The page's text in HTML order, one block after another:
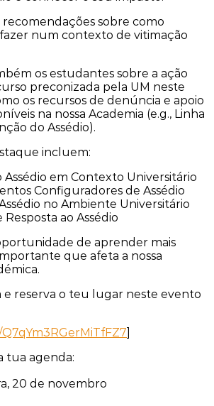
recomendações sobre como
num contexto de vitimação
os estudantes sobre a ação
preconizada pela UM neste
os recursos de denúncia e apoio
na nossa Academia (e.g., Linha
do Assédio).
incluem:
Assédio em Contexto Universitário
Configuradores de Assédio
no Ambiente Universitário
ao Assédio
de aprender mais
que afeta a nossa
e reserva o teu lugar neste evento
]
tua agenda:
20 de novembro